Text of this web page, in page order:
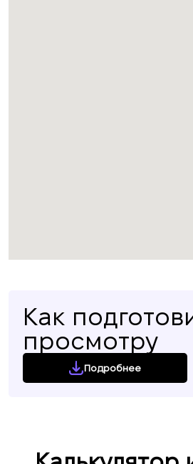
Как
просмотру
Подробнее